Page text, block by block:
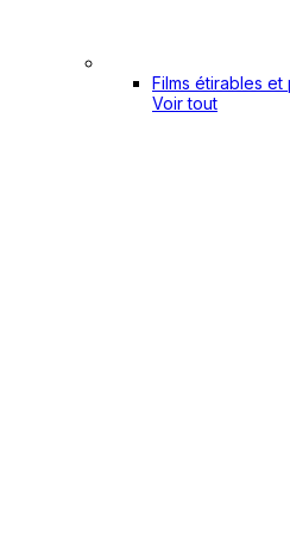
Films étirables
Voir tout